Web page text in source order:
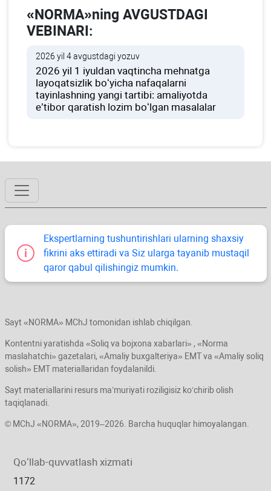
«NORMA»ning AVGUSTDAGI
VEBINARI:
2026 yil 4 avgustdagi yozuv
2026 yil 1 iyuldan vaqtincha mehnatga
layoqatsizlik boʻyicha nafaqalarni
tayinlashning yangi tartibi: amaliyotda
e’tibor qaratish lozim boʻlgan masalalar
Ekspertlarning tushuntirishlari ularning shaхsiy
fikrini aks ettiradi va Siz ularga tayanib mustaqil
qaror qabul qilishingiz mumkin.
Sayt «NORMA» MChJ tomonidan ishlab chiqilgan.
Kontentni yaratishda «Soliq va bojхona хabarlari» , «Norma
maslahatchi» gazetalari, «Amaliy buхgalteriya» EMT va «Amaliy soliq
solish» EMT materiallaridan foydalanildi.
Sayt materiallarini resurs ma’muriyati roziligisiz koʻchirib olish
taqiqlanadi.
© MChJ «NORMA», 2019–2026. Barcha huquqlar himoyalangan.
Qoʻllab-quvvatlash хizmati
1172